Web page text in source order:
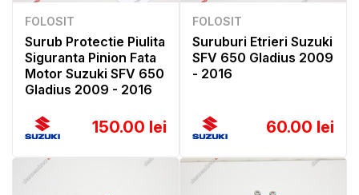
FOLOSIT
Surub Protectie Piulita
Siguranta Pinion Fata
Motor Suzuki SFV 650
Gladius 2009 - 2016
150.00 lei
FOLOSIT
Suruburi Etrieri Suzuki
SFV 650 Gladius 2009
- 2016
60.00 lei